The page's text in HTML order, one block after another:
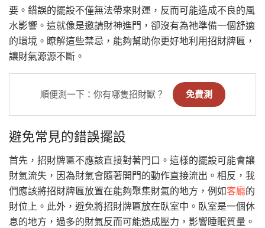
要。錯誤的擺設不僅無法帶來財運，反而可能造成不良的風
水影響。這就像是邀請財神進門，卻沒有為祂準備一個舒適
的環境。瞭解這些禁忌，能夠幫助你更好地利用招財牌匾，
讓財氣源源不斷。
順便測一下：你有哪隻招財獸？ 免費測
避免常見的錯誤擺設
首先，招財牌匾不應該直接對著門口。這樣的擺設可能會讓
財氣流失，因為財氣會隨著開門的動作直接流出。相反，我
們應該將招財牌匾放置在能夠聚集財氣的地方，例如客廳的
財位上。此外，避免將招財牌匾放在臥室中。臥室是一個休
息的地方，過多的財氣反而可能造成壓力，影響睡眠質量。